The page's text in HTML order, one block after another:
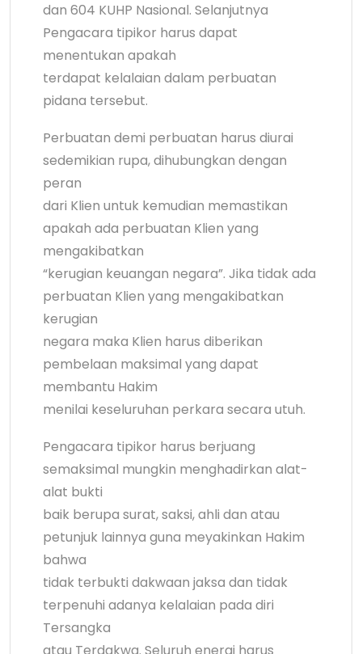
dan 604 KUHP Nasional. Selanjutnya
Pengacara tipikor harus dapat
menentukan apakah
terdapat kelalaian dalam perbuatan
pidana tersebut.
Perbuatan demi perbuatan harus diurai
sedemikian rupa, dihubungkan dengan
peran
dari Klien untuk kemudian memastikan
apakah ada perbuatan Klien yang
mengakibatkan
“kerugian keuangan negara”. Jika tidak ada
perbuatan Klien yang mengakibatkan
kerugian
negara maka Klien harus diberikan
pembelaan maksimal yang dapat
membantu Hakim
menilai keseluruhan perkara secara utuh.
Pengacara tipikor harus berjuang
semaksimal mungkin menghadirkan alat-
alat bukti
baik berupa surat, saksi, ahli dan atau
petunjuk lainnya guna meyakinkan Hakim
bahwa
tidak terbukti dakwaan jaksa dan tidak
terpenuhi adanya kelalaian pada diri
Tersangka